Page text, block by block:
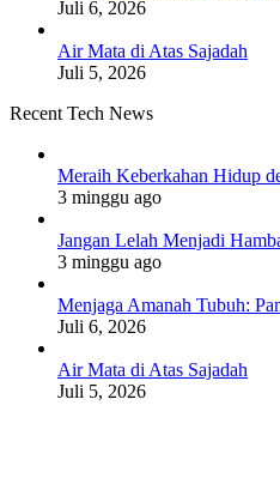
Juli 6, 2026
Air Mata di Atas Sajadah
Juli 5, 2026
Recent Tech News
Meraih Keberkahan Hidup
3 minggu ago
Jangan Lelah Menjadi
3 minggu ago
Menjaga Amanah Tubuh:
Juli 6, 2026
Air Mata di Atas Sajadah
Juli 5, 2026